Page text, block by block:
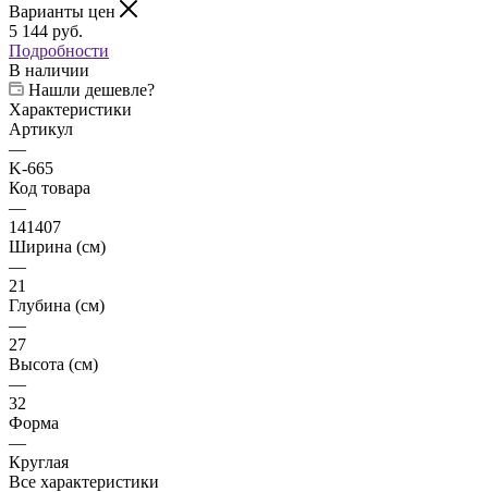
Варианты цен
5 144 руб.
Подробности
В наличии
Нашли дешевле?
Характеристики
Артикул
—
K-665
Код товара
—
141407
Ширина (см)
—
21
Глубина (см)
—
27
Высота (см)
—
32
Форма
—
Круглая
Все характеристики